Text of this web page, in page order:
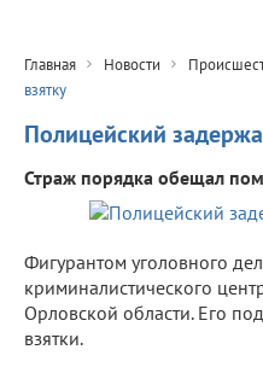
Главная Новости
взятку
Полицейский
Страж порядка обещал
Фигурантом уголовного
криминалистического
Орловской области. Его
взятки.